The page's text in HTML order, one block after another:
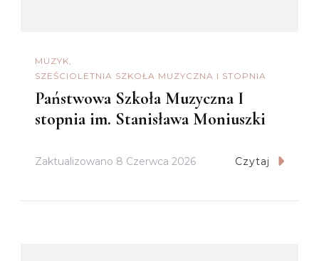
MUZYK
SZEŚCIOLETNIA SZKOŁA MUZYCZNA I STOPNIA
Państwowa Szkoła Muzyczna I
stopnia im. Stanisława Moniuszki
Zaktualizowano 8 Czerwca 2026 Czytaj